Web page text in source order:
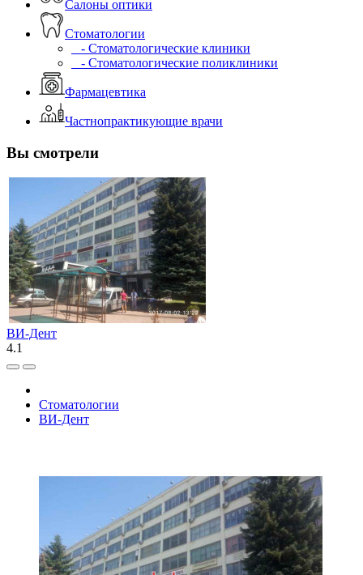
Салоны оптики
Стоматологии
- Стоматологические клиники
- Стоматологические поликлиники
Фармацевтика
Частнопрактикующие врачи
Вы смотрели
ВИ-Дент
4.1
Стоматологии
ВИ-Дент